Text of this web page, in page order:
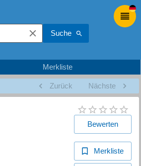
Suche
Merkliste
Zurück Nächste
Bewerten
Merkliste